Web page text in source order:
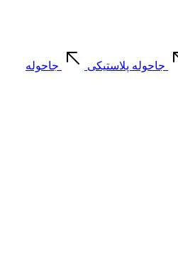
جاحوله پلاستیکی جاحوله